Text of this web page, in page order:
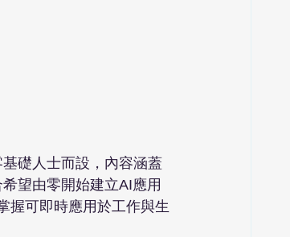
礎人士而設，內容涵蓋
望由零開始建立AI應用
握可即時應用於工作與生